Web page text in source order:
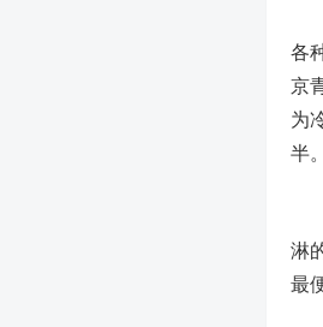
6
各
京
为
半
淋
最